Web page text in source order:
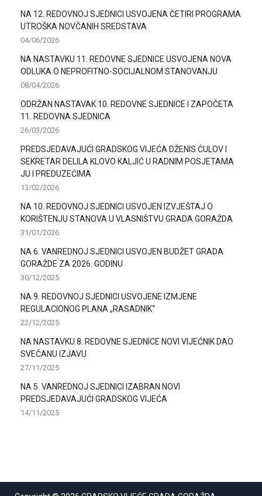
NA 12. REDOVNOJ SJEDNICI USVOJENA ČETIRI PROGRAMA
UTROŠKA NOVČANIH SREDSTAVA
04/06/2026
NA NASTAVKU 11. REDOVNE SJEDNICE USVOJENA NOVA
ODLUKA O NEPROFITNO-SOCIJALNOM STANOVANJU
08/04/2026
ODRŽAN NASTAVAK 10. REDOVNE SJEDNICE I ZAPOČETA
11. REDOVNA SJEDNICA
26/03/2026
PREDSJEDAVAJUĆI GRADSKOG VIJEĆA DŽENIS ĆULOV I
SEKRETAR DELILA KLOVO KALJIĆ U RADNIM POSJETAMA
JU I PREDUZEĆIMA
13/02/2026
NA 10. REDOVNOJ SJEDNICI USVOJEN IZVJEŠTAJ O
KORIŠTENJU STANOVA U VLASNIŠTVU GRADA GORAŽDA
31/01/2026
NA 6. VANREDNOJ SJEDNICI USVOJEN BUDŽET GRADA
GORAŽDE ZA 2026. GODINU
30/12/2025
NA 9. REDOVNOJ SJEDNICI USVOJENE IZMJENE
REGULACIONOG PLANA „RASADNIK“
22/12/2025
NA NASTAVKU 8. REDOVNE SJEDNICE NOVI VIJEĆNIK DAO
SVEČANU IZJAVU
27/11/2025
NA 5. VANREDNOJ SJEDNICI IZABRAN NOVI
PREDSJEDAVAJUĆI GRADSKOG VIJEĆA
14/11/2025